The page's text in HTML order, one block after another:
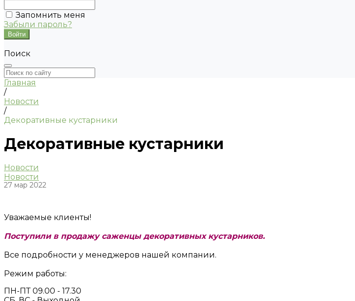
Запомнить меня
Забыли пароль?
Поиск
Главная
/
Новости
/
Декоративные кустарники
Декоративные кустарники
Новости
Новости
27 мар 2022
Уважаемые клиенты!
Поступили в продажу саженцы декоративных кустарников.
Все подробности у менеджеров нашей компании.
Режим работы:
ПН-ПТ 09.00 - 17.30